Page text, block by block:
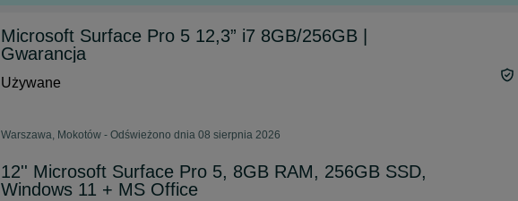
Microsoft Surface Pro 5 12,3” i7 8GB/256GB |
Gwarancja
Używane
Warszawa, Mokotów - Odświeżono dnia 08 sierpnia 2026
12'' Microsoft Surface Pro 5, 8GB RAM, 256GB SSD,
Windows 11 + MS Office